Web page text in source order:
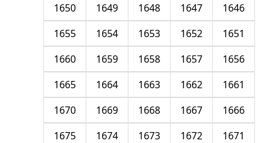
1646
1647
1648
1649
1650
1651
1652
1653
1654
1655
1656
1657
1658
1659
1660
1661
1662
1663
1664
1665
1666
1667
1668
1669
1670
1671
1672
1673
1674
1675